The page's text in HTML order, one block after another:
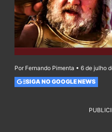
Por Fernando Pimenta • 6 de julho
SIGA NO GOOGLE NEWS